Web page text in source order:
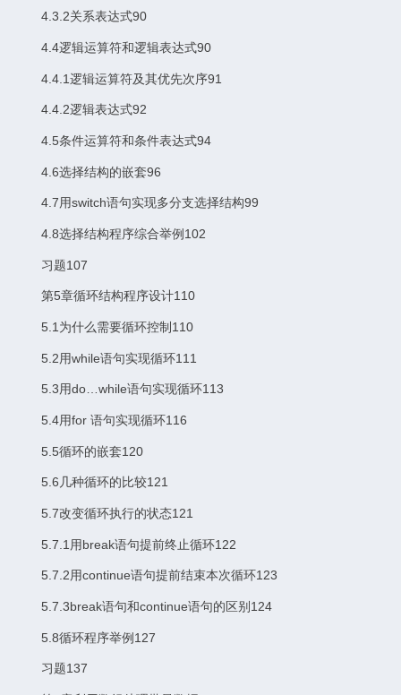
4.3.2关系表达式90
4.4逻辑运算符和逻辑表达式90
4.4.1逻辑运算符及其优先次序91
4.4.2逻辑表达式92
4.5条件运算符和条件表达式94
4.6选择结构的嵌套96
4.7用switch语句实现多分支选择结构99
4.8选择结构程序综合举例102
习题107
第5章循环结构程序设计110
5.1为什么需要循环控制110
5.2用while语句实现循环111
5.3用do…while语句实现循环113
5.4用for 语句实现循环116
5.5循环的嵌套120
5.6几种循环的比较121
5.7改变循环执行的状态121
5.7.1用break语句提前终止循环122
5.7.2用continue语句提前结束本次循环123
5.7.3break语句和continue语句的区别124
5.8循环程序举例127
习题137